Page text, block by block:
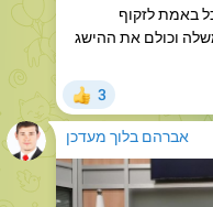
3
אברהם בלוך מעדכן